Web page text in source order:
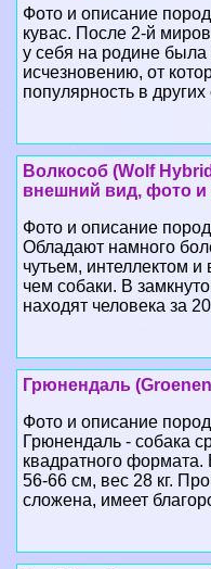
Фото и описание
кувас. После 2-й
у себя на родине была
исчезновению, от
популярность в других
Волкособ (Wolf
внешний вид, фото и
Фото и описание
Обладают намного
чутьем, интеллектом
чем собаки. В
находят человека за
Грюнендаль
Фото и описание
Грюнендаль - собака
квадратного формата.
56-66 см, вес 28 кг.
сложена, имеет